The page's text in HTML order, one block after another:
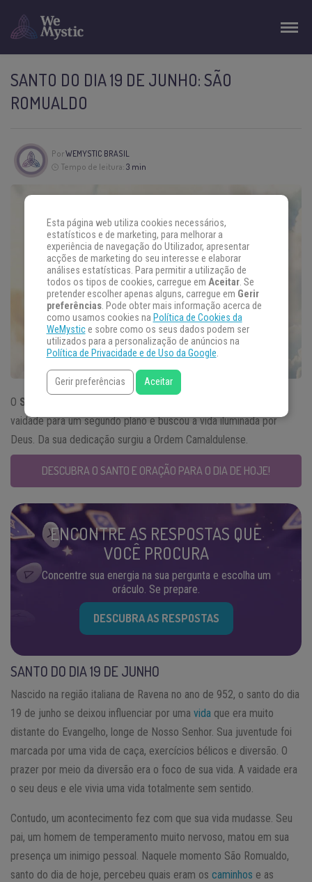
SANTO DO DIA 19 DE JUNHO: SÃO
ROMUALDO
PorWEMYSTIC BRASIL
Tempo de leitura: 3 min
O Santo do Dia
vaidade para um segundo plano e buscou a vida iluminada por
Deus. Da sua dedicação surgiu a Ordem Camaldulense.
DESCUBRA O SANTO E ORAÇÃO PARA O DIA DE HOJE!
ENCONTRE AS RESPOSTAS QUE
VOCÊ PROCURA
Concentre sua energia na sua pergunta e escolha um
oráculo. Se prepare.
DESCUBRA AS RESPOSTAS
SANTO DO DIA 19 DE JUNHO
Nascido na região italiana de Ravena no ano de 952, o santo do dia
19 de junho se deixou influenciar por uma vida que era muito
distante do Evangelho, longe de Nosso Senhor. Sua juventude foi
marcada por uma vida de caça, exercícios bélicos e diversão. O
prazer por meio da diversão era o foco de sua vida. A vaidade era
o seu deus e ele vivia uma vida totalmente sem sentido.
Contudo, um acontecimento fez com que sua vida mudasse. Seu
pai, um homem de temperamento muito nervoso, matou em sua
presença um inimigo pessoal. Naquele momento São Romualdo,
santo do dia de hoje, percebeu quais eram os caminhos e as
Esta página web utiliza cookies necessários,
estatísticos e de marketing, para melhorar a
experiência de navegação do Utilizador, apresentar
acções de marketing do seu interesse e elaborar
análises estatísticas. Para permitir a utilização de
todos os tipos de cookies, carregue em Aceitar. Se
pretender escolher apenas alguns, carregue em Gerir
preferências. Pode obter mais informação acerca de
como usamos cookies na Política de Cookies da
WeMystice sobre como os seus dados podem ser
utilizados para a personalização de anúncios na
Política de Privacidade e de Uso da Google.
Gerir preferências Aceitar